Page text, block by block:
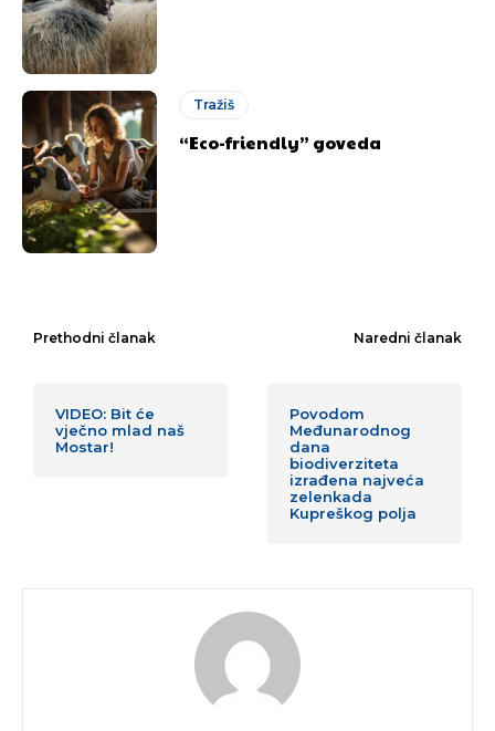
Tražiš
“Eco-friendly” goveda
Prethodni članak
VIDEO: Bit će
vječno mlad naš
Mostar!
Naredni članak
Povodom
Međunarodnog
dana
biodiverziteta
izrađena najveća
zelenkada
Kupreškog polja